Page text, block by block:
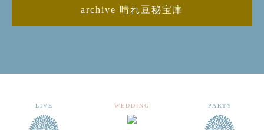
archive 晴れ豆秘宝庫
LIVE WEDDING PARTY